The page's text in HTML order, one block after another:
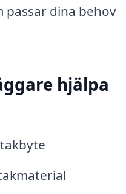
passar dina behov
hjälpa